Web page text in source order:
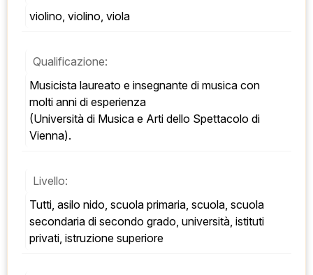
violino, violino, viola
Qualificazione:
Musicista laureato e insegnante di musica con
molti anni di esperienza
(Università di Musica e Arti dello Spettacolo di
Vienna).
Livello:
Tutti, asilo nido, scuola primaria, scuola, scuola
secondaria di secondo grado, università, istituti
privati, istruzione superiore